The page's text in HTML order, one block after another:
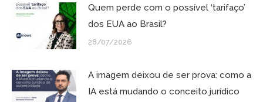
Quem perde com o possível ‘tarifaço’
dos EUA ao Brasil?
28/07/2026
A imagem deixou de ser prova: como a
IA está mudando o conceito jurídico